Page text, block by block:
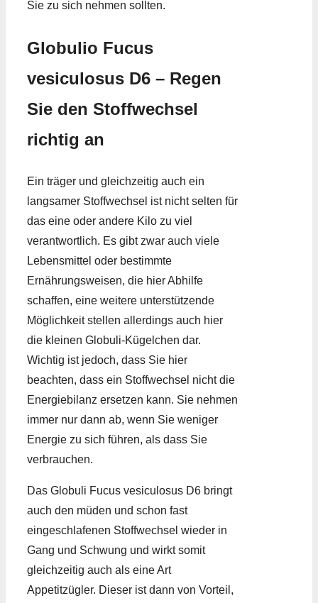
Sie zu sich nehmen sollten.
Globulio Fucus
vesiculosus D6 – Regen
Sie den Stoffwechsel
richtig an
Ein träger und gleichzeitig auch ein
langsamer Stoffwechsel ist nicht selten für
das eine oder andere Kilo zu viel
verantwortlich. Es gibt zwar auch viele
Lebensmittel oder bestimmte
Ernährungsweisen, die hier Abhilfe
schaffen, eine weitere unterstützende
Möglichkeit stellen allerdings auch hier
die kleinen Globuli-Kügelchen dar.
Wichtig ist jedoch, dass Sie hier
beachten, dass ein Stoffwechsel nicht die
Energiebilanz ersetzen kann. Sie nehmen
immer nur dann ab, wenn Sie weniger
Energie zu sich führen, als dass Sie
verbrauchen.
Das Globuli Fucus vesiculosus D6 bringt
auch den müden und schon fast
eingeschlafenen Stoffwechsel wieder in
Gang und Schwung und wirkt somit
gleichzeitig auch als eine Art
Appetitzügler. Dieser ist dann von Vorteil,